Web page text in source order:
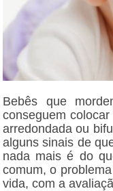
Bebês que
conseguem
arredondada ou
alguns sinais de
nada mais é do
comum, o
vida, com a